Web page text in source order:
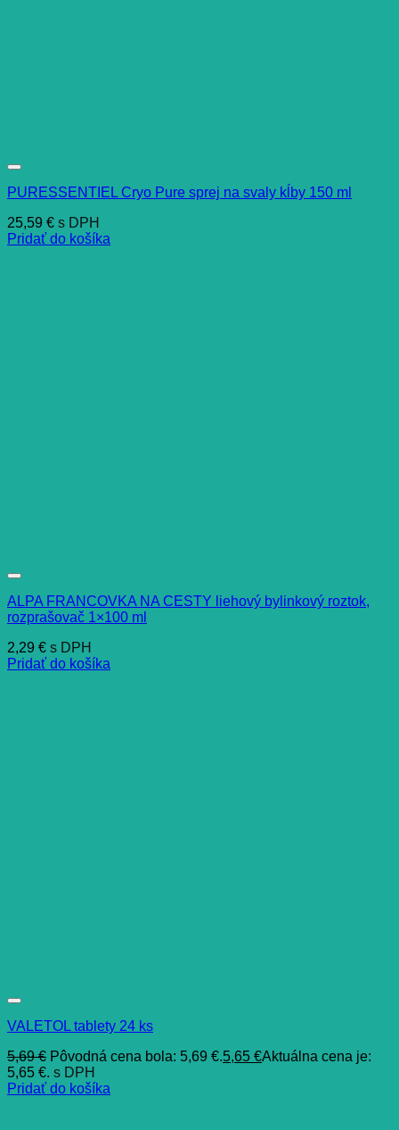
PURESSENTIEL Cryo Pure sprej na svaly kĺby 150 ml
25,59 € s DPH
Pridať do košíka
ALPA FRANCOVKA NA CESTY liehový bylinkový roztok,
rozprašovač 1×100 ml
2,29 € s DPH
Pridať do košíka
VALETOL tablety 24 ks
5,69€ Pôvodná cena bola: 5,69 €.5,65 €Aktuálna cena je:
5,65 €. s DPH
Pridať do košíka